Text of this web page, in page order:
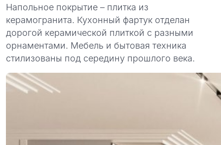
Напольное покрытие – плитка из
керамогранита. Кухонный фартук отделан
дорогой керамической плиткой с разными
орнаментами. Мебель и бытовая техника
стилизованы под середину прошлого века.